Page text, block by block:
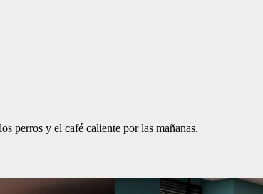
perros y el café caliente por las mañanas.